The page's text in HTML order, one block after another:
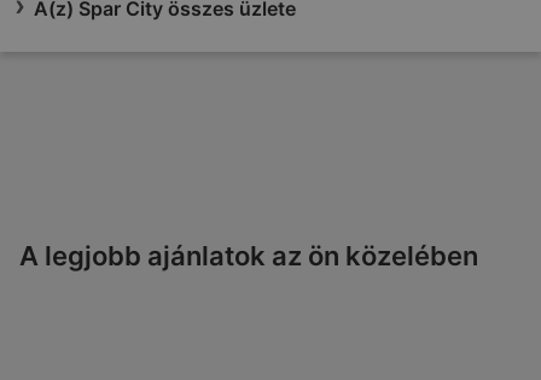
A(z) Spar City összes üzlete
A legjobb ajánlatok az ön közelében